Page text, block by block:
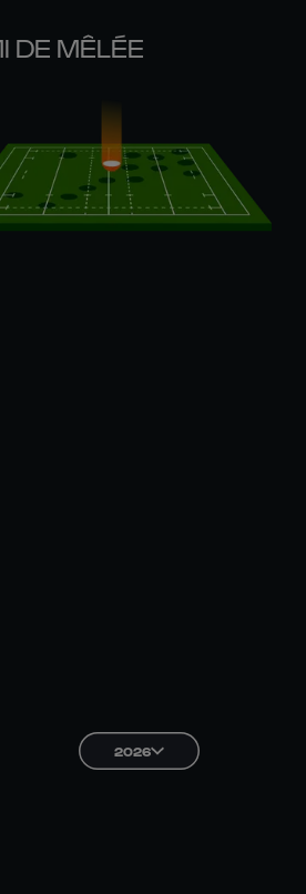
DE MÊLÉE
2026